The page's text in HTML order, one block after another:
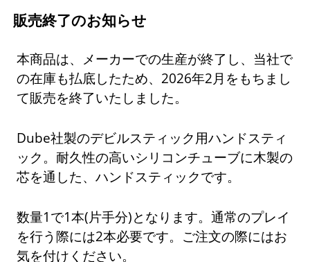
販売終了のお知らせ
本商品は、メーカーでの生産が終了し、当社で
の在庫も払底したため、2026年2月をもちまし
て販売を終了いたしました。
Dube社製のデビルスティック用ハンドスティ
ック。耐久性の高いシリコンチューブに木製の
芯を通した、ハンドスティックです。
数量1で1本(片手分)となります。通常のプレイ
を行う際には2本必要です。ご注文の際にはお
気を付けください。